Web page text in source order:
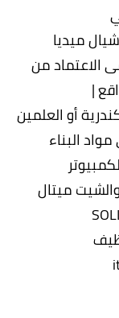
ميديا
من
|
أو العلمين
البناء
ميتال